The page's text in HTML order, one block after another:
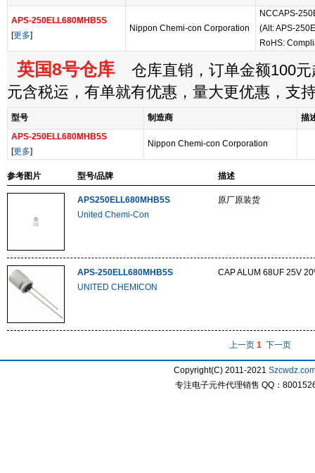
APS-250ELL680MHB5S
[更多]
Nippon Chemi-con Corporation
NCCAPS-
(Alt: APS-
RoHS:
英国8号仓库 仓库直销，订单金额100元
元含税运，有单就有优惠，量大更优惠，支
型号 制造商
描
APS-250ELL680MHB5S
[更多]
Nippon Chemi-con Corporation
参考图片 型号/品牌 描述
APS250ELL680MHB5S
United Chemi-Con
原厂原装货
APS-250ELL680MHB5S
UNITED CHEMICON
CAP ALUM 68UF 25V
上一页 1 下一页
Copyright(C) 2011-2021
专注电子元件代理销售 QQ：